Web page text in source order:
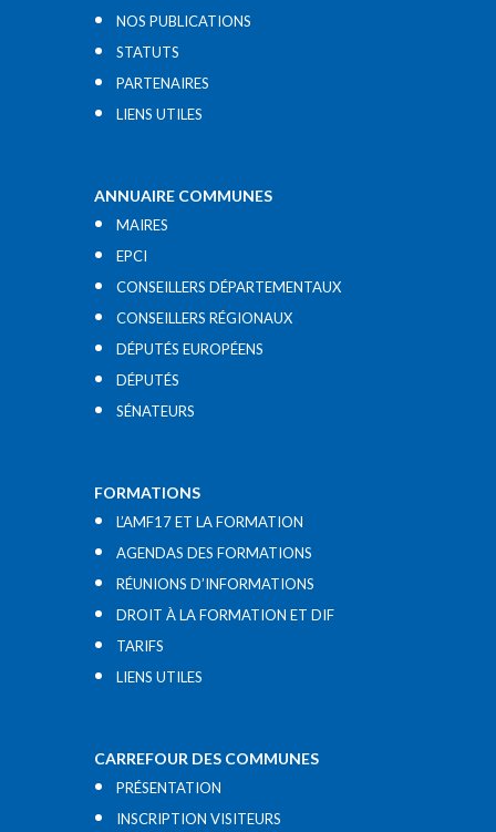
NOS PUBLICATIONS
STATUTS
PARTENAIRES
LIENS UTILES​
ANNUAIRE COMMUNES
MAIRES
EPCI
CONSEILLERS DÉPARTEMENTAUX
CONSEILLERS RÉGIONAUX
DÉPUTÉS EUROPÉENS
DÉPUTÉS
SÉNATEURS
FORMATIONS
L’AMF17 ET LA FORMATION
AGENDAS DES FORMATIONS
RÉUNIONS D’INFORMATIONS
DROIT À LA FORMATION ET DIF
TARIFS
LIENS UTILES​
CARREFOUR DES COMMUNES
PRÉSENTATION
INSCRIPTION VISITEURS